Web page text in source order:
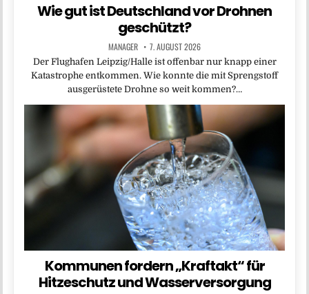
Wie gut ist Deutschland vor Drohnen
geschützt?
MANAGER 7. AUGUST 2026
Der Flughafen Leipzig/Halle ist offenbar nur knapp einer
Katastrophe entkommen. Wie konnte die mit Sprengstoff
ausgerüstete Drohne so weit kommen?…
Kommunen fordern „Kraftakt“ für
Hitzeschutz und Wasserversorgung